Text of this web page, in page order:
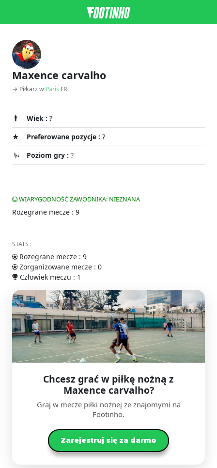
Maxence carvalho
→ Piłkarz w Paris FR
Wiek : ?
Preferowane pozycje : ?
Poziom gry : ?
WIARYGODNOŚĆ ZAWODNIKA: NIEZNANA
Rozegrane mecze : 9
STATS :
Rozegrane mecze : 9
Zorganizowane mecze : 0
Człowiek meczu : 1
Chcesz grać w piłkę nożną z
Maxence carvalho?
Graj w mecze piłki nożnej ze znajomymi na
Footinho.
Zarejestruj się za darmo